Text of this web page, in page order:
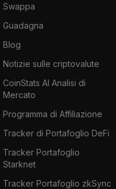
Swappa
Guadagna
Blog
Notizie sulle criptovalute
CoinStats AI Analisi di
Mercato
Programma di Affiliazione
Tracker di Portafoglio DeFi
Tracker Portafoglio
Starknet
Tracker Portafoglio zkSync